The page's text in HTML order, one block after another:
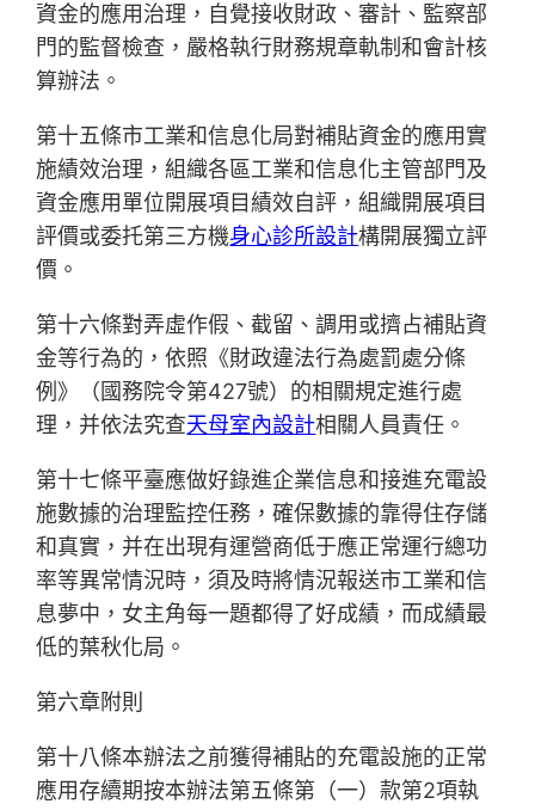
資金的應用治理，自覺接收財政、審計、監察部
門的監督檢查，嚴格執行財務規章軌制和會計核
算辦法。
第十五條市工業和信息化局對補貼資金的應用實
施績效治理，組織各區工業和信息化主管部門及
資金應用單位開展項目績效自評，組織開展項目
評價或委托第三方機身心診所設計構開展獨立評
價。
第十六條對弄虛作假、截留、調用或擠占補貼資
金等行為的，依照《財政違法行為處罰處分條
例》（國務院令第427號）的相關規定進行處
理，并依法究查天母室內設計相關人員責任。
第十七條平臺應做好錄進企業信息和接進充電設
施數據的治理監控任務，確保數據的靠得住存儲
和真實，并在出現有運營商低于應正常運行總功
率等異常情況時，須及時將情況報送市工業和信
息夢中，女主角每一題都得了好成績，而成績最
低的葉秋化局。
第六章附則
第十八條本辦法之前獲得補貼的充電設施的正常
應用存續期按本辦法第五條第（一）款第2項執